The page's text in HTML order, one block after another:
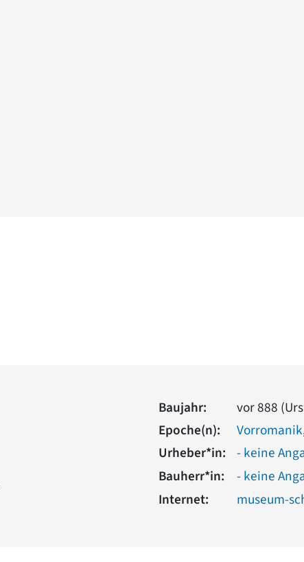
Baujahr:
vor 888
Epoche(n):
Vorromanik
Urheber*in:
- keine
Bauherr*in:
- keine
Internet:
museum-